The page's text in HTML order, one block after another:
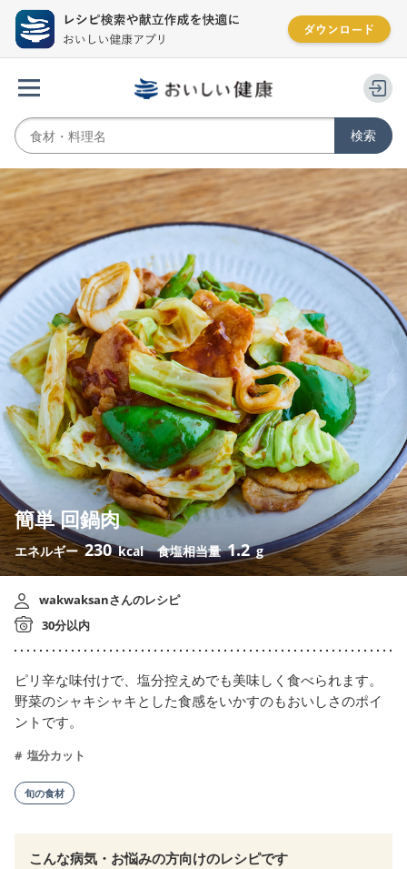
簡単 回鍋肉
エネルギー230 kcal 食塩相当量1.2 g
wakwaksanさんのレシピ
30分以内
ピリ辛な味付けで、塩分控えめでも美味しく食べられます。
野菜のシャキシャキとした食感をいかすのもおいしさのポイ
ントです。
塩分カット
旬の食材
こんな病気・お悩みの方向けのレシピです